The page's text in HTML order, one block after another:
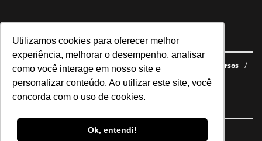
Utilizamos cookies para oferecer melhor
experiência, melhorar o desempenho, analisar
como você interage em nosso site e
personalizar conteúdo. Ao utilizar este site, você
concorda com o uso de cookies.
Ok, entendi!
Navegue no site
Últimas notícias Quem somos E-books gratuitos
Cursos
Política de privacidade